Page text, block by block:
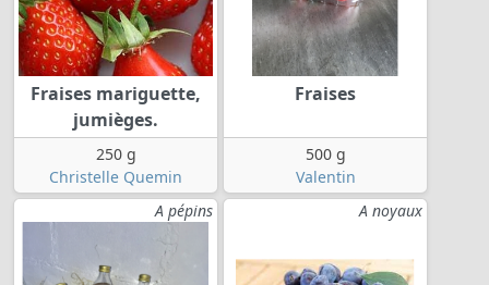
Fraises mariguette,
jumièges.
250 g
Christelle Quemin
Fraises
500 g
Valentin
A pépins
A noyaux